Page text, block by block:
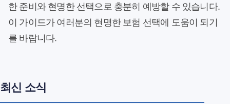
한 준비와 현명한 선택으로 충분히 예방할 수 있습니다.
이 가이드가 여러분의 현명한 보험 선택에 도움이 되기
를 바랍니다.
최신 소식